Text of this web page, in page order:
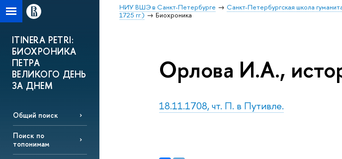
НИУ ВШЭ в Санкт-Петербурге Санкт-Петербургская школа
1725 гг.)
Биохроника
ITINERA PETRI:
БИОХРОНИКА
ПЕТРА
ВЕЛИКОГО ДЕНЬ
ЗА ДНЕМ
Общий поиск
Поиск по
топонимам
Орлова И.А.,
18.11.1708, чт. П. в Путивле.